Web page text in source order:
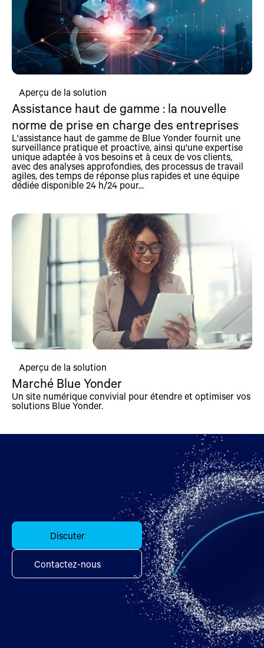
Aperçu de la solution
Assistance haut de gamme : la nouvelle
norme de prise en charge des entreprises
L'assistance haut de gamme de Blue Yonder fournit une
surveillance pratique et proactive, ainsi qu'une expertise
unique adaptée à vos besoins et à ceux de vos clients,
avec des analyses approfondies, des processus de travail
agiles, des temps de réponse plus rapides et une équipe
dédiée disponible 24 h/24 pour...
Aperçu de la solution
Marché Blue Yonder
Un site numérique convivial pour étendre et optimiser vos
solutions Blue Yonder.
Discuter
Contactez-nous